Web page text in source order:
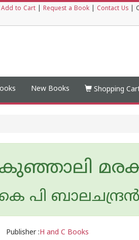
to Cart Request a Book Contact Us
New Books Shopping
പി ബാലചന്ദ്രന്‍
Publisher :H and C Books